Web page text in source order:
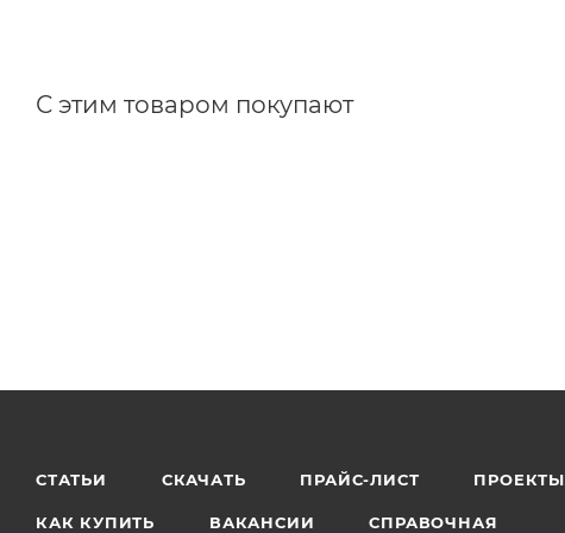
С этим товаром покупают
СТАТЬИ СКАЧАТЬ ПРАЙС-ЛИСТ ПРОЕКТЫ
КАК КУПИТЬ ВАКАНСИИ СПРАВОЧНАЯ